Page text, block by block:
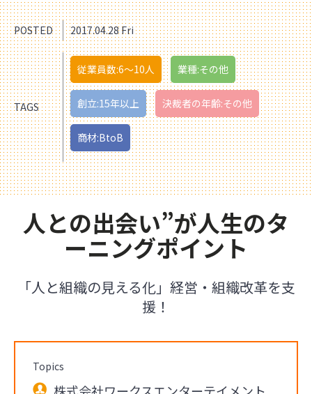
POSTED 2017.04.28 Fri
TAGS
従業員数:6～10人 業種:その他
創立:15年以上 決裁者の年齢:その他
商材:BtoB
人との出会い”が人生のタ
ーニングポイント
「人と組織の見える化」経営・組織改革を支
援！
Topics
株式会社ワークスエンターテイメント